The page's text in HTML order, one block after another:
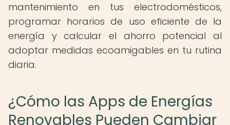
mantenimiento en tus electrodomésticos,
programar horarios de uso eficiente de la
energía y calcular el ahorro potencial al
adoptar medidas ecoamigables en tu rutina
diaria.
¿Cómo las Apps de Energías
Renovables Pueden Cambiar